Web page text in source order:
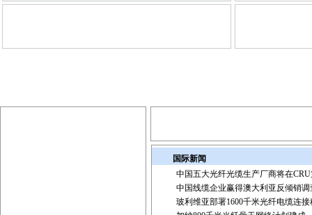
国际新闻
中国五大光纤光缆生产厂商将在
中国线缆企业赢得澳大利亚反倾销调
玻利维亚部署1600千米光纤电缆连接